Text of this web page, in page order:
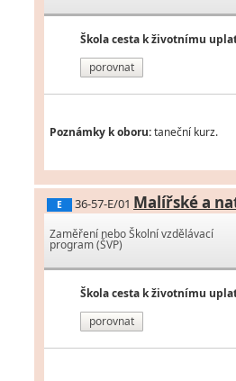
Škola cesta k životnímu
porovnat
Poznámky k oboru:taneční kurz.
E 36-57-E/01 Malířské a
Zaměření nebo Školní vzdělávací
program (ŠVP)
Škola cesta k životnímu
porovnat